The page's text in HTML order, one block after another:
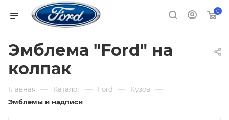
0
Эмблема "Ford" на
колпак
Главная — Каталог — Ford — Кузов —
Эмблемы и надписи